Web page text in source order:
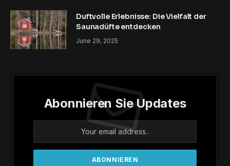
Duftvolle Erlebnisse: Die Vielfalt der
Saunadüfte entdecken
June 29, 2025
Abonnieren Sie Updates